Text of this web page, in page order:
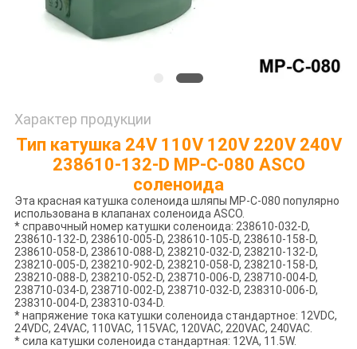
Характер продукции
Тип катушка 24V 110V 120V 220V 240V
238610-132-D MP-C-080 ASCO
соленоида
Эта красная катушка соленоида шляпы MP-C-080 популярно
использована в клапанах соленоида ASCO.
* справочный номер катушки соленоида: 238610-032-D,
238610-132-D, 238610-005-D, 238610-105-D, 238610-158-D,
238610-058-D, 238610-088-D, 238210-032-D, 238210-132-D,
238210-005-D, 238210-902-D, 238210-058-D, 238210-158-D,
238210-088-D, 238210-052-D, 238710-006-D, 238710-004-D,
238710-034-D, 238710-002-D, 238710-032-D, 238310-006-D,
238310-004-D, 238310-034-D.
* напряжение тока катушки соленоида стандартное: 12VDC,
24VDC, 24VAC, 110VAC, 115VAC, 120VAC, 220VAC, 240VAC.
* сила катушки соленоида стандартная: 12VA, 11.5W.